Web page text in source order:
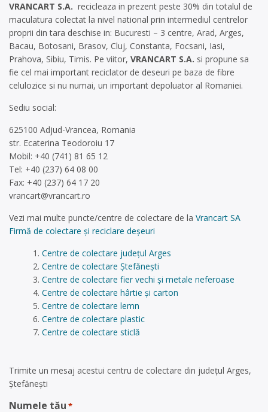
VRANCART S.A. recicleaza in prezent peste 30% din totalul de
maculatura colectat la nivel national prin intermediul centrelor
proprii din tara deschise in: Bucuresti – 3 centre, Arad, Arges,
Bacau, Botosani, Brasov, Cluj, Constanta, Focsani, Iasi,
Prahova, Sibiu, Timis. Pe viitor, VRANCART S.A. si propune sa
fie cel mai important reciclator de deseuri pe baza de fibre
celulozice si nu numai, un important depoluator al Romaniei.
Sediu social:
625100 Adjud-Vrancea, Romania
str. Ecaterina Teodoroiu 17
Mobil: +40 (741) 81 65 12
Tel: +40 (237) 64 08 00
Fax: +40 (237) 64 17 20
vrancart@vrancart.ro
Vezi mai multe puncte/centre de colectare de la Vrancart SA
Firmă de colectare și reciclare deșeuri
Centre de colectare județul Arges
Centre de colectare Ştefănești
Centre de colectare fier vechi și metale neferoase
Centre de colectare hârtie și carton
Centre de colectare lemn
Centre de colectare plastic
Centre de colectare sticlă
Trimite un mesaj acestui centru de colectare din județul Arges,
Ştefănești
Numele tău *